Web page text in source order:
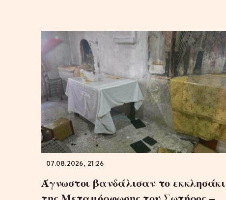
07.08.2026, 21:26
Άγνωστοι βανδάλισαν το εκκλησάκι